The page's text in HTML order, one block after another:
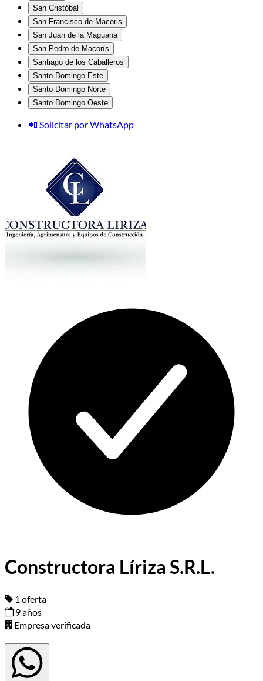
San Cristóbal
San Francisco de Macoris
San Juan de la Maguana
San Pedro de Macorís
Santiago de los Caballeros
Santo Domingo Este
Santo Domingo Norte
Santo Domingo Oeste
📲 Solicitar por WhatsApp
Constructora Líriza S.R.L.
1 oferta
9 años
Empresa verificada